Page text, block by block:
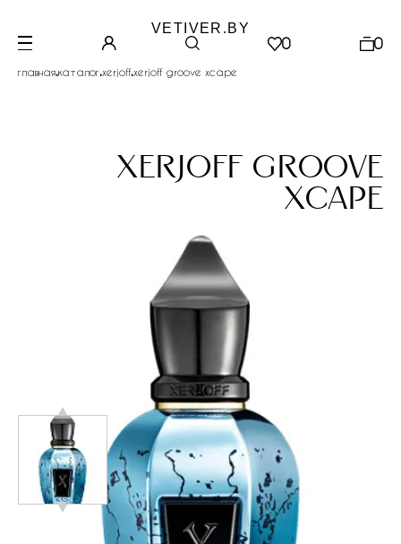
VETIVER.BY
0 0
главная.каталог.xerjoff.xerjoff groove xcape
xerjoff groove
xcape